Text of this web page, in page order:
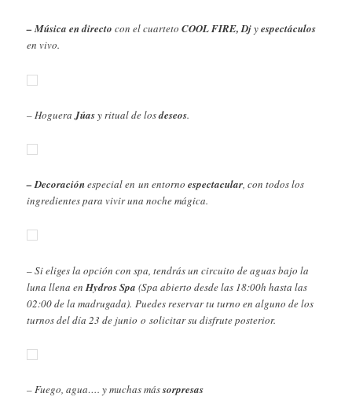
– Música en directo con el cuarteto COOL FIRE, Djyespectáculos
en vivo.
– HogueraJúasy ritual de losdeseos.
– Decoraciónespecial en un entorno espectacular, con todos los
ingredientes para vivir una noche mágica.
– Si eliges la opción con spa, tendrás un circuito de aguas bajo la
luna llena enHydros Spa (Spa abierto desde las 18:00h hasta las
02:00 de la madrugada). Puedes reservar tu turno en alguno de los
turnos del día 23 de junio o solicitar su disfrute posterior.
– Fuego, agua…. y muchas mássorpresas